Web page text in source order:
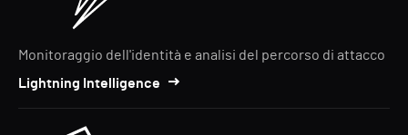
Monitoraggio dell'identità e analisi del percorso di attacco
Lightning Intelligence